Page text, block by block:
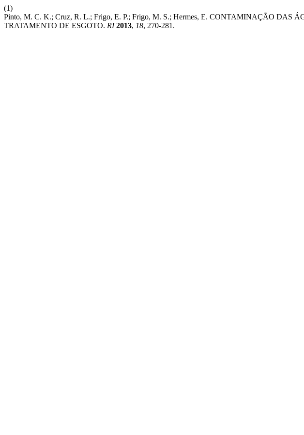
(1)
Pinto, M. C. K.; Cruz, R. L.; Frigo, E. P.; Frigo, M. S.; Hermes, E. CONTAMINAÇÃO
TRATAMENTO DE ESGOTO. RI 2013, 18, 270-281.